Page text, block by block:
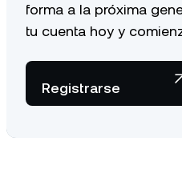
forma a la próxima
tu cuenta hoy y
Registrarse